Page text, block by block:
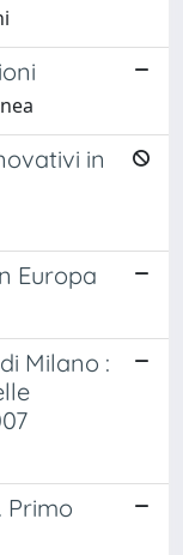
in
Europa
Milano :
Primo